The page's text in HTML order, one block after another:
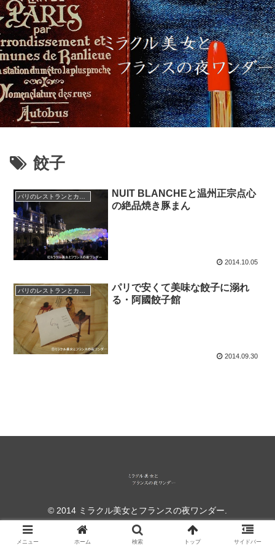
餃子
NUIT BLANCHEと温州正宗点心
の絶品焼き豚まん
2014.10.05
パリのレストランとカフェ
パリで安くて美味な餃子に溺れ
る・阿國餃子館
2014.09.30
© 2014 ミラクル美女とフランスの夜ワンダー.
メニュー ホーム 検索 トップ サイドバー